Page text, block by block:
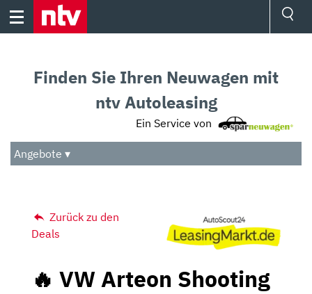
Skip
Audio
Das Beste
Finden Sie Ihren Neuwagen mit
ntv Autoleasing
Ein Service von
Angebote ▾
Zurück zu den
Deals
🔥 VW Arteon Shooting